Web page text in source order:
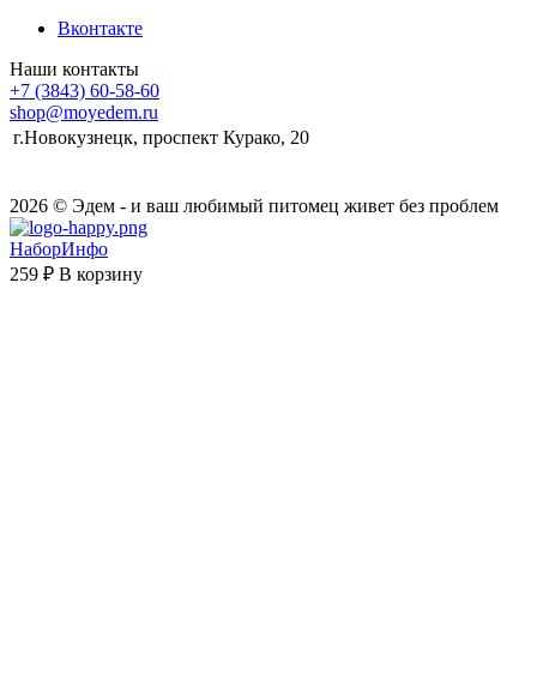
Вконтакте
Наши контакты
+7 (3843) 60-58-60
shop@moyedem.ru
г.Новокузнецк, проспект Курако, 20
2026 © Эдем - и ваш любимый питомец живет без проблем
НаборИнфо
259 ₽ В корзину